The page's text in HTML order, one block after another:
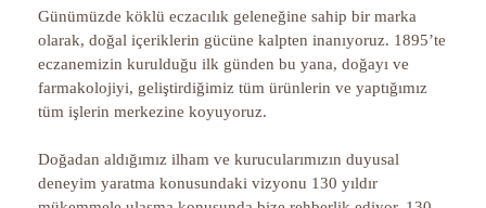
Günümüzde köklü eczacılık geleneğine sahip bir marka
olarak, doğal içeriklerin gücüne kalpten inanıyoruz. 1895’te
eczanemizin kurulduğu ilk günden bu yana, doğayı ve
farmakolojiyi, geliştirdiğimiz tüm ürünlerin ve yaptığımız
tüm işlerin merkezine koyuyoruz.
Doğadan aldığımız ilham ve kurucularımızın duyusal
deneyim yaratma konusundaki vizyonu 130 yıldır